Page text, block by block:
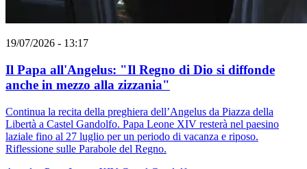
19/07/2026 - 13:17
Il Papa all'Angelus: "Il Regno di Dio si diffonde
anche in mezzo alla zizzania"
Continua la recita della preghiera dell’Angelus da Piazza della
Libertà a Castel Gandolfo. Papa Leone XIV resterà nel paesino
laziale fino al 27 luglio per un periodo di vacanza e riposo.
Riflessione sulle Parabole del Regno.